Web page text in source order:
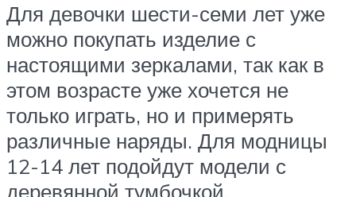
Для девочки шести-семи лет уже
можно покупать изделие с
настоящими зеркалами, так как в
этом возрасте уже хочется не
только играть, но и примерять
различные наряды. Для модницы
12-14 лет подойдут модели с
деревянной тумбочкой,